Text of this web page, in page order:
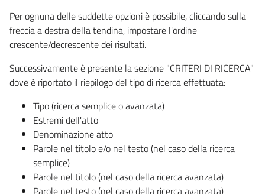
Per ognuna delle suddette opzioni è possibile, cliccando sulla
freccia a destra della tendina, impostare l'ordine
crescente/decrescente dei risultati.
Successivamente è presente la sezione "CRITERI DI RICERCA"
dove è riportato il riepilogo del tipo di ricerca effettuata:
Tipo (ricerca semplice o avanzata)
Estremi dell'atto
Denominazione atto
Parole nel titolo e/o nel testo (nel caso della ricerca
semplice)
Parole nel titolo (nel caso della ricerca avanzata)
Parole nel testo (nel caso della ricerca avanzata)